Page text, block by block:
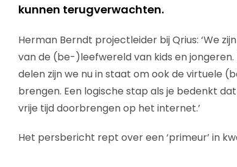
kunnen terugverwachten.
Herman Berndt projectleider bij Qrius: ‘We
van de (be-)leefwereld van kids en
delen zijn we nu in staat om ook de virtuele
brengen. Een logische stap als je bedenkt
vrije tijd doorbrengen op het internet.’
Het persbericht rept over een ‘primeur’ in